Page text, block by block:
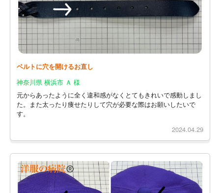
ベルトに穴を開けるお直し
神奈川県 横浜市 Ａ 様
元からあったように全く違和感がなくとてもきれいで感動しまし
た。また太ったり痩せたりして穴が必要な際はお願いしたいで
す。
2024.04.29